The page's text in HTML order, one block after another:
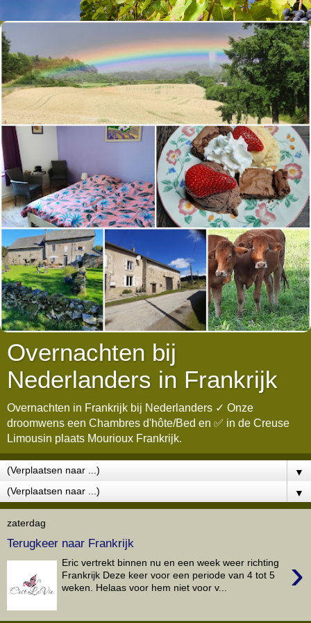
Overnachten bij
Nederlanders in Frankrijk
Overnachten in Frankrijk bij Nederlanders ✓ Onze
droomwens een Chambres d'hôte/Bed en ✅ in de Creuse
Limousin plaats Mourioux Frankrijk.
▼
▼
zaterdag
Terugkeer naar Frankrijk
›
Eric vertrekt binnen nu en een week weer richting
Frankrijk Deze keer voor een periode van 4 tot 5
weken. Helaas voor hem niet voor v...